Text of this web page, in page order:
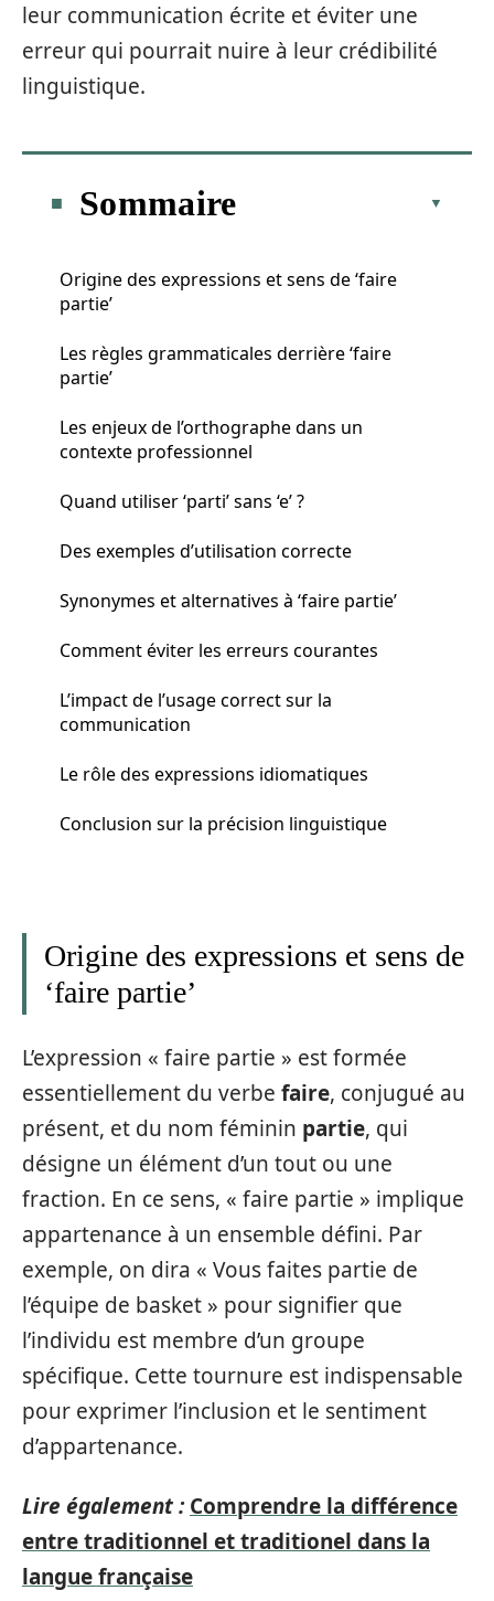
leur communication écrite et éviter une
erreur qui pourrait nuire à leur crédibilité
linguistique.
Sommaire
Origine des expressions et sens de ‘faire
partie’
Les règles grammaticales derrière ‘faire
partie’
Les enjeux de l’orthographe dans un
contexte professionnel
Quand utiliser ‘parti’ sans ‘e’ ?
Des exemples d’utilisation correcte
Synonymes et alternatives à ‘faire partie’
Comment éviter les erreurs courantes
L’impact de l’usage correct sur la
communication
Le rôle des expressions idiomatiques
Conclusion sur la précision linguistique
Origine des expressions et sens de
‘faire partie’
L’expression « faire partie » est formée
essentiellement du verbe faire, conjugué au
présent, et du nom féminin partie, qui
désigne un élément d’un tout ou une
fraction. En ce sens, « faire partie » implique
appartenance à un ensemble défini. Par
exemple, on dira « Vous faites partie de
l’équipe de basket » pour signifier que
l’individu est membre d’un groupe
spécifique. Cette tournure est indispensable
pour exprimer l’inclusion et le sentiment
d’appartenance.
Lire également : Comprendre la différence
entre traditionnel et traditionel dans la
langue française